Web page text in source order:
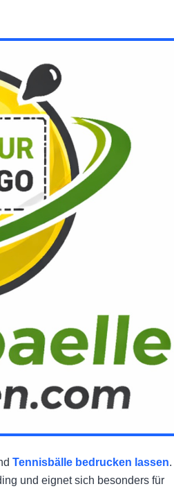
Tennisbälle bedrucken lassen.
und eignet sich besonders für